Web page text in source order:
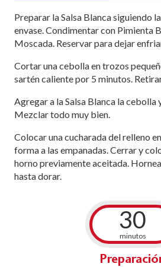
Preparar la Salsa Blanca siguiendo
envase. Condimentar con Pimienta
Moscada. Reservar para dejar
Cortar una cebolla en trozos
sartén caliente por 5 minutos.
Agregar a la Salsa Blanca la cebolla
Mezclar todo muy bien.
Colocar una cucharada del relleno
forma a las empanadas. Cerrar y
horno previamente aceitada.
hasta dorar.
30
minutos